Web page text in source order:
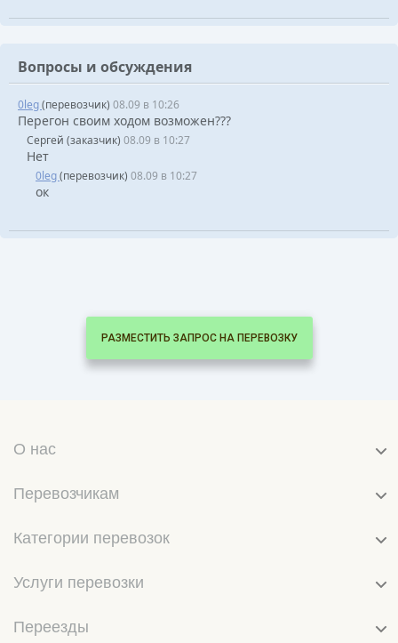
Вопросы и обсуждения
0leg(перевозчик) 08.09 в 10:26
Перегон своим ходом возможен???
Сергей (заказчик) 08.09 в 10:27
Нет
0leg(перевозчик) 08.09 в 10:27
ок
РАЗМЕСТИТЬ ЗАПРОС НА ПЕРЕВОЗКУ
О нас
Перевозчикам
Категории перевозок
Услуги перевозки
Переезды